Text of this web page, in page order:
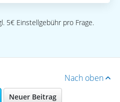
5€ Einstellgebühr pro Frage.
Nach oben
Neuer Beitrag